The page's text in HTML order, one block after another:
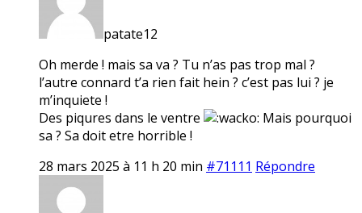
patate12
Oh merde ! mais sa va ? Tu n’as pas trop mal ?
l’autre connard t’a rien fait hein ? c’est pas lui ? je
m’inquiete !
Des piqures dans le ventre
Mais pourquoi
sa ? Sa doit etre horrible !
28 mars 2025 à 11 h 20 min #71111 Répondre